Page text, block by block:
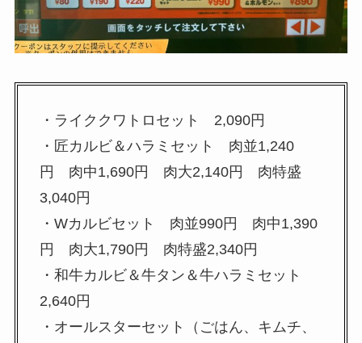
・ライククワトロセット 2,090円
・匠カルビ＆ハラミセット 肉並1,240
円 肉中1,690円 肉大2,140円 肉特盛
3,040円
・Wカルビセット 肉並990円 肉中1,390
円 肉大1,790円 肉特盛2,340円
・和牛カルビ＆牛タン＆牛ハラミセット
2,640円
・オールスターセット（ごはん、キムチ、